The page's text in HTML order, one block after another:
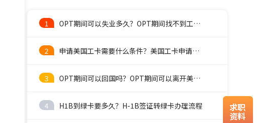
1 OPT期间可以失业多久？OPT期间找不到工作怎么办？
2 申请美国工卡需要什么条件？美国工卡申请流程
3 OPT期间可以回国吗？OPT期间可以离开美国吗
4 H1B到绿卡要多久？H-1B签证转绿卡办理流程 求职
资料